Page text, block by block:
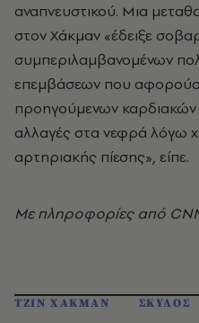
αναπνευστικού. Μια
στον Χάκμαν «έδειξε
συμπεριλαμβανομένων
επεμβάσεων που
προηγούμενων
αλλαγές στα νεφρά λόγω
αρτηριακής πίεσης», είπε.
Με πληροφορίες από
ΤΖΙΝ ΧΑΚΜΑΝ ΣΚΥΛΟΣ